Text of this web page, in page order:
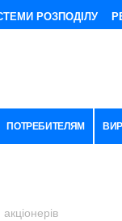
РОЗПОДІЛУ
ПОТРЕБИТЕЛЯМ